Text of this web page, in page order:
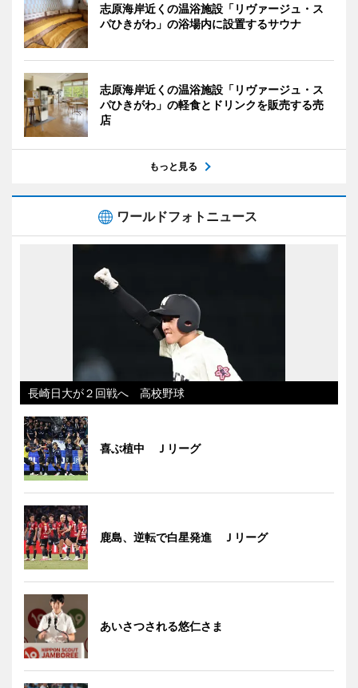
志原海岸近くの温浴施設「リヴァージュ・ス
パひきがわ」の浴場内に設置するサウナ
志原海岸近くの温浴施設「リヴァージュ・ス
パひきがわ」の軽食とドリンクを販売する売
店
もっと見る
ワールドフォトニュース
長崎日大が２回戦へ 高校野球
喜ぶ植中 Ｊリーグ
鹿島、逆転で白星発進 Ｊリーグ
あいさつされる悠仁さま